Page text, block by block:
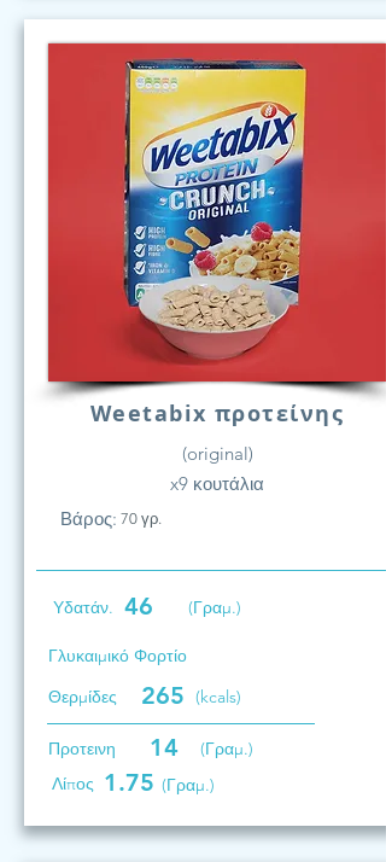
Weetabix προτείνης
(original)
x9 κουτάλια
Βάρος: 70 γρ.
Υδατάν. 46 (Γραμ.)
Γλυκαιμικό Φορτίο
Θερμίδες
265 (kcals)
Προτεινη 14
(Γραμ.)
Λίπος 1.75 (Γραμ.)